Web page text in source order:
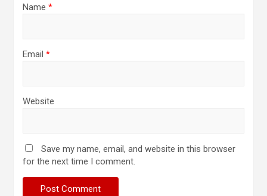
Name *
Email *
Website
Save my name, email, and website in this browser
for the next time I comment.